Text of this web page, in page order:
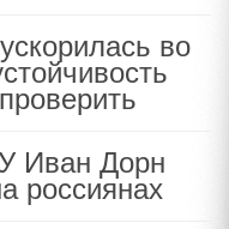
во
Иван Дорн
россиянах